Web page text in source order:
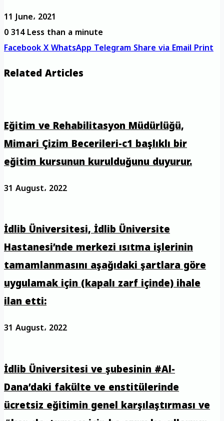
11 June، 2021
0314Less than a minute
FacebookXWhatsAppTelegramShare via EmailPrint
Related Articles
Eğitim ve Rehabilitasyon Müdürlüğü,
Mimari Çizim Becerileri-c1 başlıklı bir
eğitim kursunun kurulduğunu duyurur.
31 August، 2022
İdlib Üniversitesi, İdlib Üniversite
Hastanesi’nde merkezi ısıtma işlerinin
tamamlanmasını aşağıdaki şartlara göre
uygulamak için (kapalı zarf içinde) ihale
ilan etti:
31 August، 2022
İdlib Üniversitesi ve şubesinin #Al-
Dana’daki fakülte ve enstitülerinde
ücretsiz eğitimin genel karşılaştırması ve